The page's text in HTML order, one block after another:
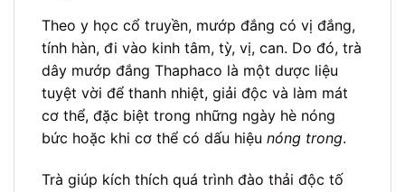
Theo y học cổ truyền, mướp đắng có vị đắng,
tính hàn, đi vào kinh tâm, tỳ, vị, can. Do đó, trà
dây mướp đắng Thaphaco là một dược liệu
tuyệt vời để thanh nhiệt, giải độc và làm mát
cơ thể, đặc biệt trong những ngày hè nóng
bức hoặc khi cơ thể có dấu hiệu nóng trong.
Trà giúp kích thích quá trình đào thải độc tố